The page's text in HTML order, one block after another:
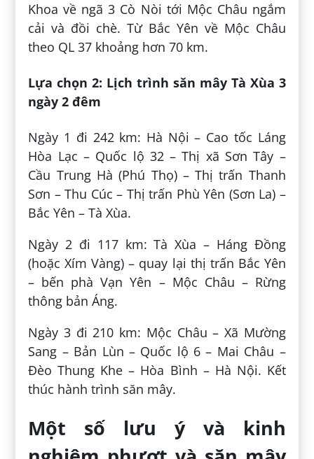
Khoa về ngã 3 Cò Nòi tới Mộc Châu ngắm
cải và đồi chè. Từ Bắc Yên về Mộc Châu
theo QL 37 khoảng hơn 70 km.
Lựa chọn 2: Lịch trình săn mây Tà Xùa 3
ngày 2 đêm
Ngày 1 đi 242 km​: Hà Nội – Cao tốc Láng
Hòa Lạc – Quốc lộ 32 – Thị xã Sơn Tây –
Cầu Trung Hà (Phú Thọ) – Thị trấn Thanh
Sơn – Thu Cúc – Thị trấn Phù Yên (Sơn La) –
Bắc Yên – Tà Xùa.
Ngày 2 đi 117 km: Tà Xùa – Háng Đồng
(hoặc Xím Vàng) – quay lại thị trấn Bắc Yên
– bến phà Vạn Yên – Mộc Châu – Rừng
thông bản Áng.
Ngày 3 đi 210 km: Mộc Châu – Xã Mường
Sang – Bản Lùn – Quốc lộ 6 – Mai Châu –
Đèo Thung Khe – Hòa Bình – Hà Nội. Kết
thúc hành trình săn mây.
Một số lưu ý và kinh